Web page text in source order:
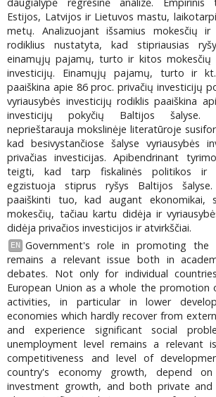
daugialypė regresinė analizė. Empirinis
Estijos, Latvijos ir Lietuvos mastu,
metų. Analizuojant išsamius mokesčių ir
rodiklius nustatyta, kad stipriausias
einamųjų pajamų, turto ir kitos mokesčių
investicijų. Einamųjų pajamų, turto ir
paaiškina apie 86 proc. privačių investicijų
vyriausybės investicijų rodiklis paaiškina
investicijų pokyčių Baltijos šalyse.
neprieštarauja mokslinėje literatūroje
kad besivystančiose šalyse vyriausybės
privačias investicijas. Apibendrinant
teigti, kad tarp fiskalinės politikos ir
egzistuoja stiprus ryšys Baltijos
paaiškinti tuo, kad augant ekonomikai,
mokesčių, tačiau kartu didėja ir
didėja privačios investicijos ir atvirkščiai.
EN
Government's role in promoting the
remains a relevant issue both in
debates. Not only for individual
European Union as a whole the promotion
activities, in particular in lower
economies which hardly recover from
and experience significant social
unemployment level remains a relevant
competitiveness and level of
country's economy growth, depend on
investment growth, and both private and